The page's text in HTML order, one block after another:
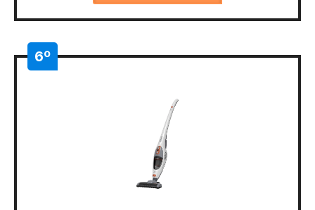
6º